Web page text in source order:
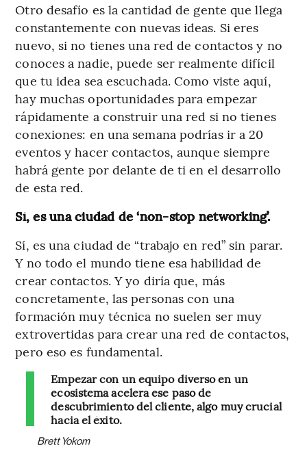
Otro desafío es la cantidad de gente que llega
constantemente con nuevas ideas. Si eres
nuevo, si no tienes una red de contactos y no
conoces a nadie, puede ser realmente difícil
que tu idea sea escuchada. Como viste aquí,
hay muchas oportunidades para empezar
rápidamente a construir una red si no tienes
conexiones: en una semana podrías ir a 20
eventos y hacer contactos, aunque siempre
habrá gente por delante de ti en el desarrollo
de esta red.
Sí, es una ciudad de ‘non-stop networking’.
Sí, es una ciudad de “trabajo en red” sin parar.
Y no todo el mundo tiene esa habilidad de
crear contactos. Y yo diría que, más
concretamente, las personas con una
formación muy técnica no suelen ser muy
extrovertidas para crear una red de contactos,
pero eso es fundamental.
Empezar con un equipo diverso en un
ecosistema acelera ese paso de
descubrimiento del cliente, algo muy crucial
hacia el éxito.
Brett Yokom